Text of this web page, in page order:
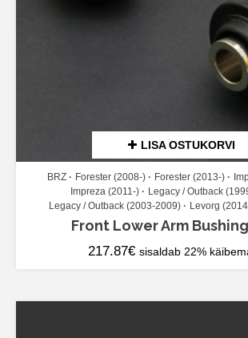
LISA OSTUKORVI
BRZ Forester (2008-) Forester (2013-)
Impreza (2011-)
Legacy / Outback
Legacy / Outback (2003-2009)
Levorg
Front Lower Arm
217.87€ sisaldab 22%